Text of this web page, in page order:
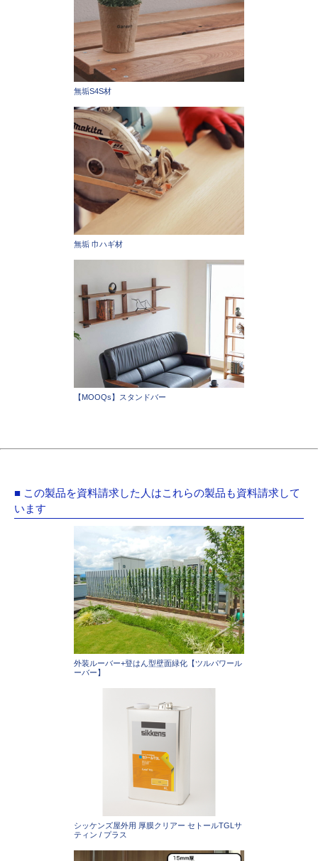
無垢S4S材
無垢 巾ハギ材
【MOOQs】スタンドバー
■ この製品を資料請求した人はこれらの製品も資料請求して
います
外装ルーバー+登はん型壁面緑化【ツルパワール
ーバー】
シッケンズ屋外用 厚膜クリアー セトールTGLサ
ティン / プラス